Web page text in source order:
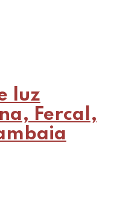
luz
Fercal,